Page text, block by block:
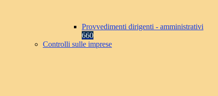
Provvedimenti dirigenti - amministrativi
660
Controlli sulle imprese